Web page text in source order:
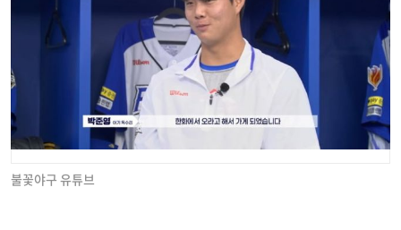
불꽃야구 유튜브